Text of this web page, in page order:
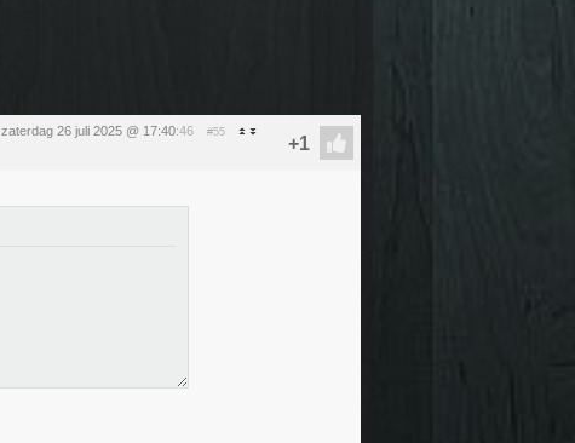
zaterdag 26 juli 2025 @ 17:40:46 #55